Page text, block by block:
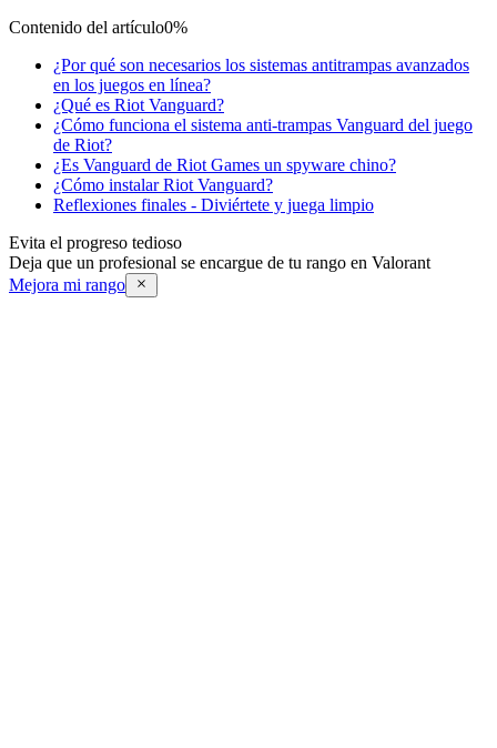
Contenido del artículo0%
¿Por qué son necesarios los sistemas antitrampas avanzados
en los juegos en línea?
¿Qué es Riot Vanguard?
¿Cómo funciona el sistema anti-trampas Vanguard del juego
de Riot?
¿Es Vanguard de Riot Games un spyware chino?
¿Cómo instalar Riot Vanguard?
Reflexiones finales - Diviértete y juega limpio
Evita el progreso tedioso
Deja que un profesional se encargue de tu rango en Valorant
Mejora mi rango